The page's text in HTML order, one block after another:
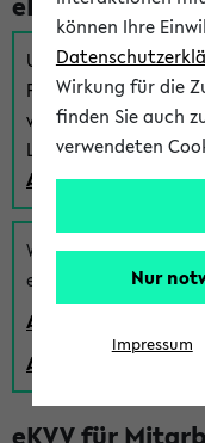
Um sich einen
Funktionen des
verwenden Sie
Login:
Anmeldung zum
Wenn Sie (noch)
eKVV auch über
Anmeldung über
Anlegen eines neuen
können Ihre
Wirkung für die
finden Sie auch
verwendeten
Nur
Impressum